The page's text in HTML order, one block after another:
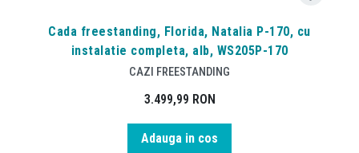
Cada freestanding, Florida, Natalia P-170, cu
instalatie completa, alb, WS205P-170
CAZI FREESTANDING
3.499,99 RON
Adauga in cos